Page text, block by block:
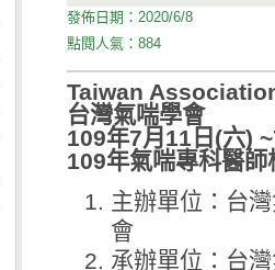
發佈日期： 2020/6/8
點閱人氣： 884
Taiwan
台灣氣喘學會
109年7月11日(六)
109年氣喘專科醫
主辦單位：台
會
承辦單位：台